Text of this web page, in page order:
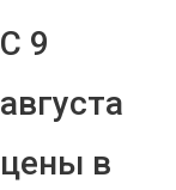
С 9
августа
цены в